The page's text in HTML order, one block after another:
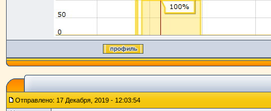
Отправлено: 17 Декабря, 2019 - 12:03:54